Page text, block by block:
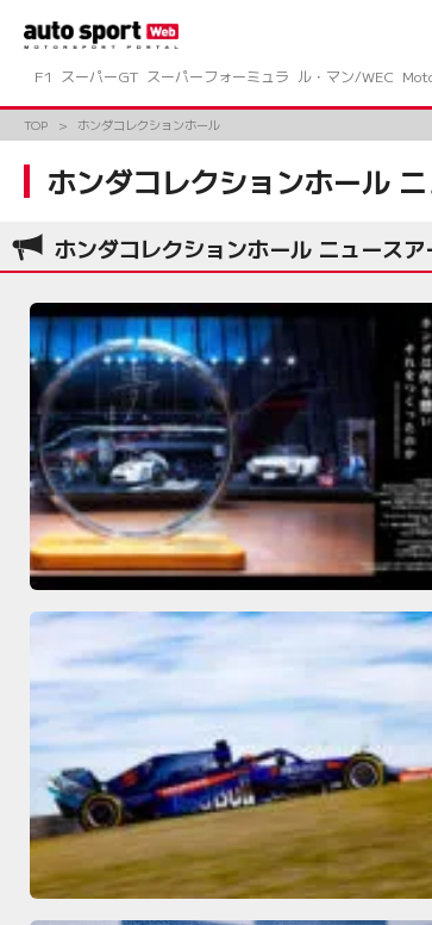
ツ
ス
F1
スーパーGT スーパーフォーミュラ ル・マン/WEC
TOP ホンダコレクションホール
ホンダコレクションホール
ホンダコレクションホール ニュース